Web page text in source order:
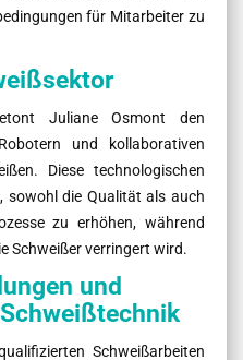
für Mitarbeiter zu
Juliane Osmont den
und kollaborativen
Diese technologischen
sowohl die Qualität als auch
zu erhöhen, während
Schweißer verringert wird.
und
Schweißarbeiten